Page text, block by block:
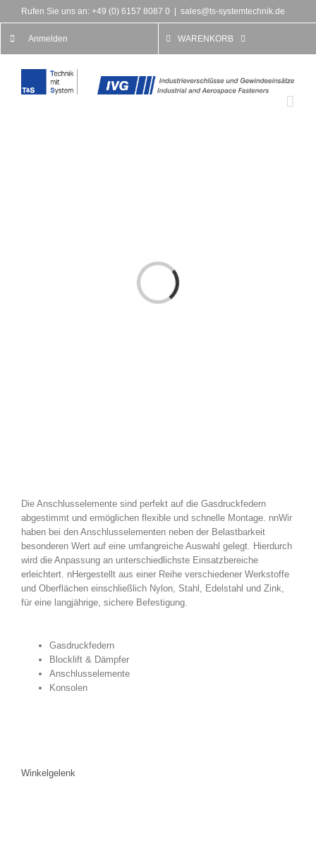
Rufen Sie uns an: +49 (0) 6157 8087 0 sales@ts-systemtechnik.de
Anmelden WARENKORB
Loading...
Die Anschlusselemente sind perfekt auf die Gasdruckfedern
abgestimmt und ermöglichen flexible und schnelle Montage. nnWir
haben bei den Anschlusselementen neben der Belastbarkeit
besonderen Wert auf eine umfangreiche Auswahl gelegt. Hierdurch
wird die Anpassung an unterschiedlichste Einsatzbereiche
erleichtert. nHergestellt aus einer Reihe verschiedener Werkstoffe
und Oberflächen einschließlich Nylon, Stahl, Edelstahl und Zink,
für eine langjährige, sichere Befestigung.
Gasdruckfedern
Blocklift & Dämpfer
Anschlusselemente
Konsolen
Winkelgelenk